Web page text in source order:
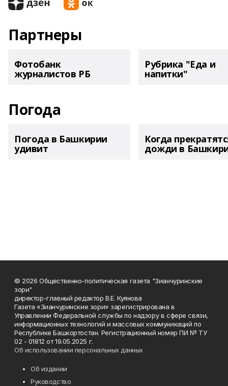
Партнеры
Фотобанк
журналистов РБ
Рубрика "Еда и
напитки"
Погода
Погода в Башкирии
удивит
Когда
дожди в
© 2026 Общественно-политическая газета "Зианчуринские
зори"
директор-главный редактор В.Е. Куянова
Газета «Зианчуринские зори» зарегистрирована в
Управлении Федеральной службы по надзору в сфере связи,
информационных технологий и массовых коммуникаций по
Республике Башкортостан. Регистрационный номер ПИ № ТУ
02 - 01812 от 19.05.2025 г.
Об использовании персональных данных
Об издании
Руководство